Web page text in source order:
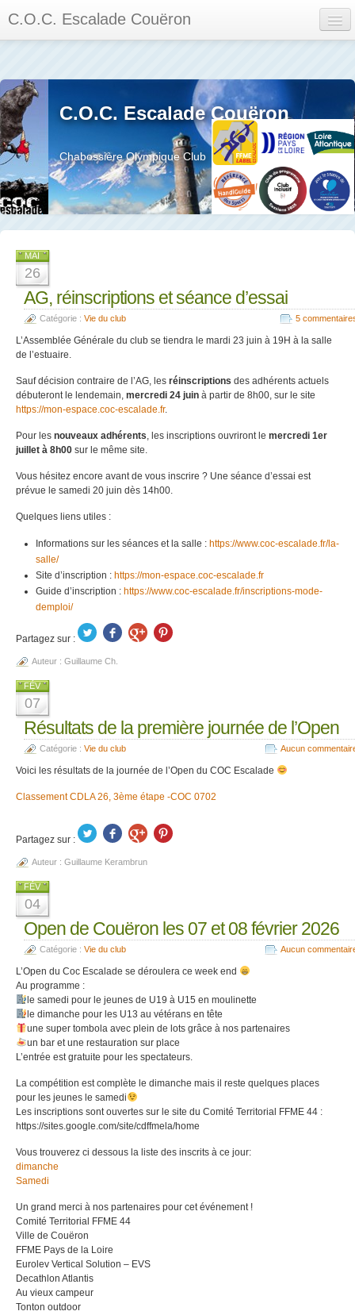
C.O.C. Escalade Couëron
Calendrier des événements et des compétitions
Les membres
Les séances
Privée
La salle et le mur
C.O.C. Escalade Couëron
Chabossière Olympique Club
MAI
26
AG, réinscriptions et séance d’essai
Catégorie : Vie du club 5
L’Assemblée Générale du club se tiendra le mardi 23 juin à 19H à la salle
de l’estuaire.
Sauf décision contraire de l’AG, les réinscriptions des adhérents actuels
débuteront le lendemain, mercredi 24 juin à partir de 8h00, sur le site
https://mon-espace.coc-escalade.fr.
Pour les nouveaux adhérents, les inscriptions ouvriront le mercredi 1er
juillet à 8h00 sur le même site.
Vous hésitez encore avant de vous inscrire ? Une séance d’essai est
prévue le samedi 20 juin dès 14h00.
Quelques liens utiles :
Informations sur les séances et la salle : https://www.coc-escalade.fr/la-
salle/
Site d’inscription : https://mon-espace.coc-escalade.fr
Guide d’inscription : https://www.coc-escalade.fr/inscriptions-mode-
demploi/
Partagez sur :
Auteur : Guillaume Ch.
FÉV
07
Résultats de la première journée de l’Open
Catégorie : Vie du club Aucun
Voici les résultats de la journée de l’Open du COC Escalade
Classement CDLA 26, 3ème étape -COC 0702
Partagez sur :
Auteur : Guillaume Kerambrun
FÉV
04
Open de Couëron les 07 et 08 février 2026
Catégorie : Vie du club Aucun
L’Open du Coc Escalade se déroulera ce week end
Au programme :
le samedi pour le jeunes de U19 à U15 en moulinette
le dimanche pour les U13 au vétérans en tête
une super tombola avec plein de lots grâce à nos partenaires
un bar et une restauration sur place
L’entrée est gratuite pour les spectateurs.
La compétition est complète le dimanche mais il reste quelques places
pour les jeunes le samedi
Les inscriptions sont ouvertes sur le site du Comité Territorial FFME 44 :
https://sites.google.com/site/cdffmela/home
Vous trouverez ci dessous la liste des inscrits à ce jour:
dimanche
Samedi
Un grand merci à nos partenaires pour cet événement !
Comité Territorial FFME 44
Ville de Couëron
FFME Pays de la Loire
Eurolev Vertical Solution – EVS
Decathlon Atlantis
Au vieux campeur
Tonton outdoor